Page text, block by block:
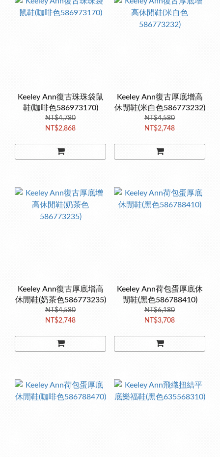
Keeley Ann復古珠珠袋鼠
鞋(咖啡色586973170)
NT$4,780
NT$2,868
Keeley Ann復古厚底增高
休閒鞋(米白色586773232)
NT$4,580
NT$2,748
Keeley Ann復古厚底增高
休閒鞋(奶茶色586773235)
NT$4,580
NT$2,748
Keeley Ann荷包蛋厚底休
閒鞋(黑色586788410)
NT$6,180
NT$3,708